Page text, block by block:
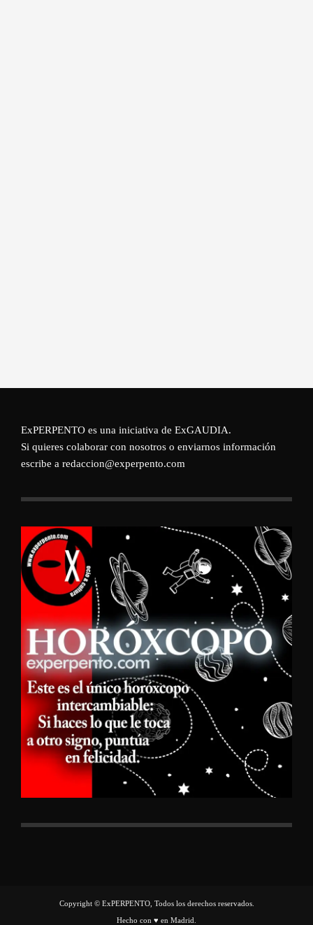
ExPERPENTO es una iniciativa de ExGAUDIA.
Si quieres colaborar con nosotros o enviarnos información
escribe a redaccion@experpento.com
Copyright © ExPERPENTO, Todos los derechos reservados.
Hecho con ♥ en Madrid.